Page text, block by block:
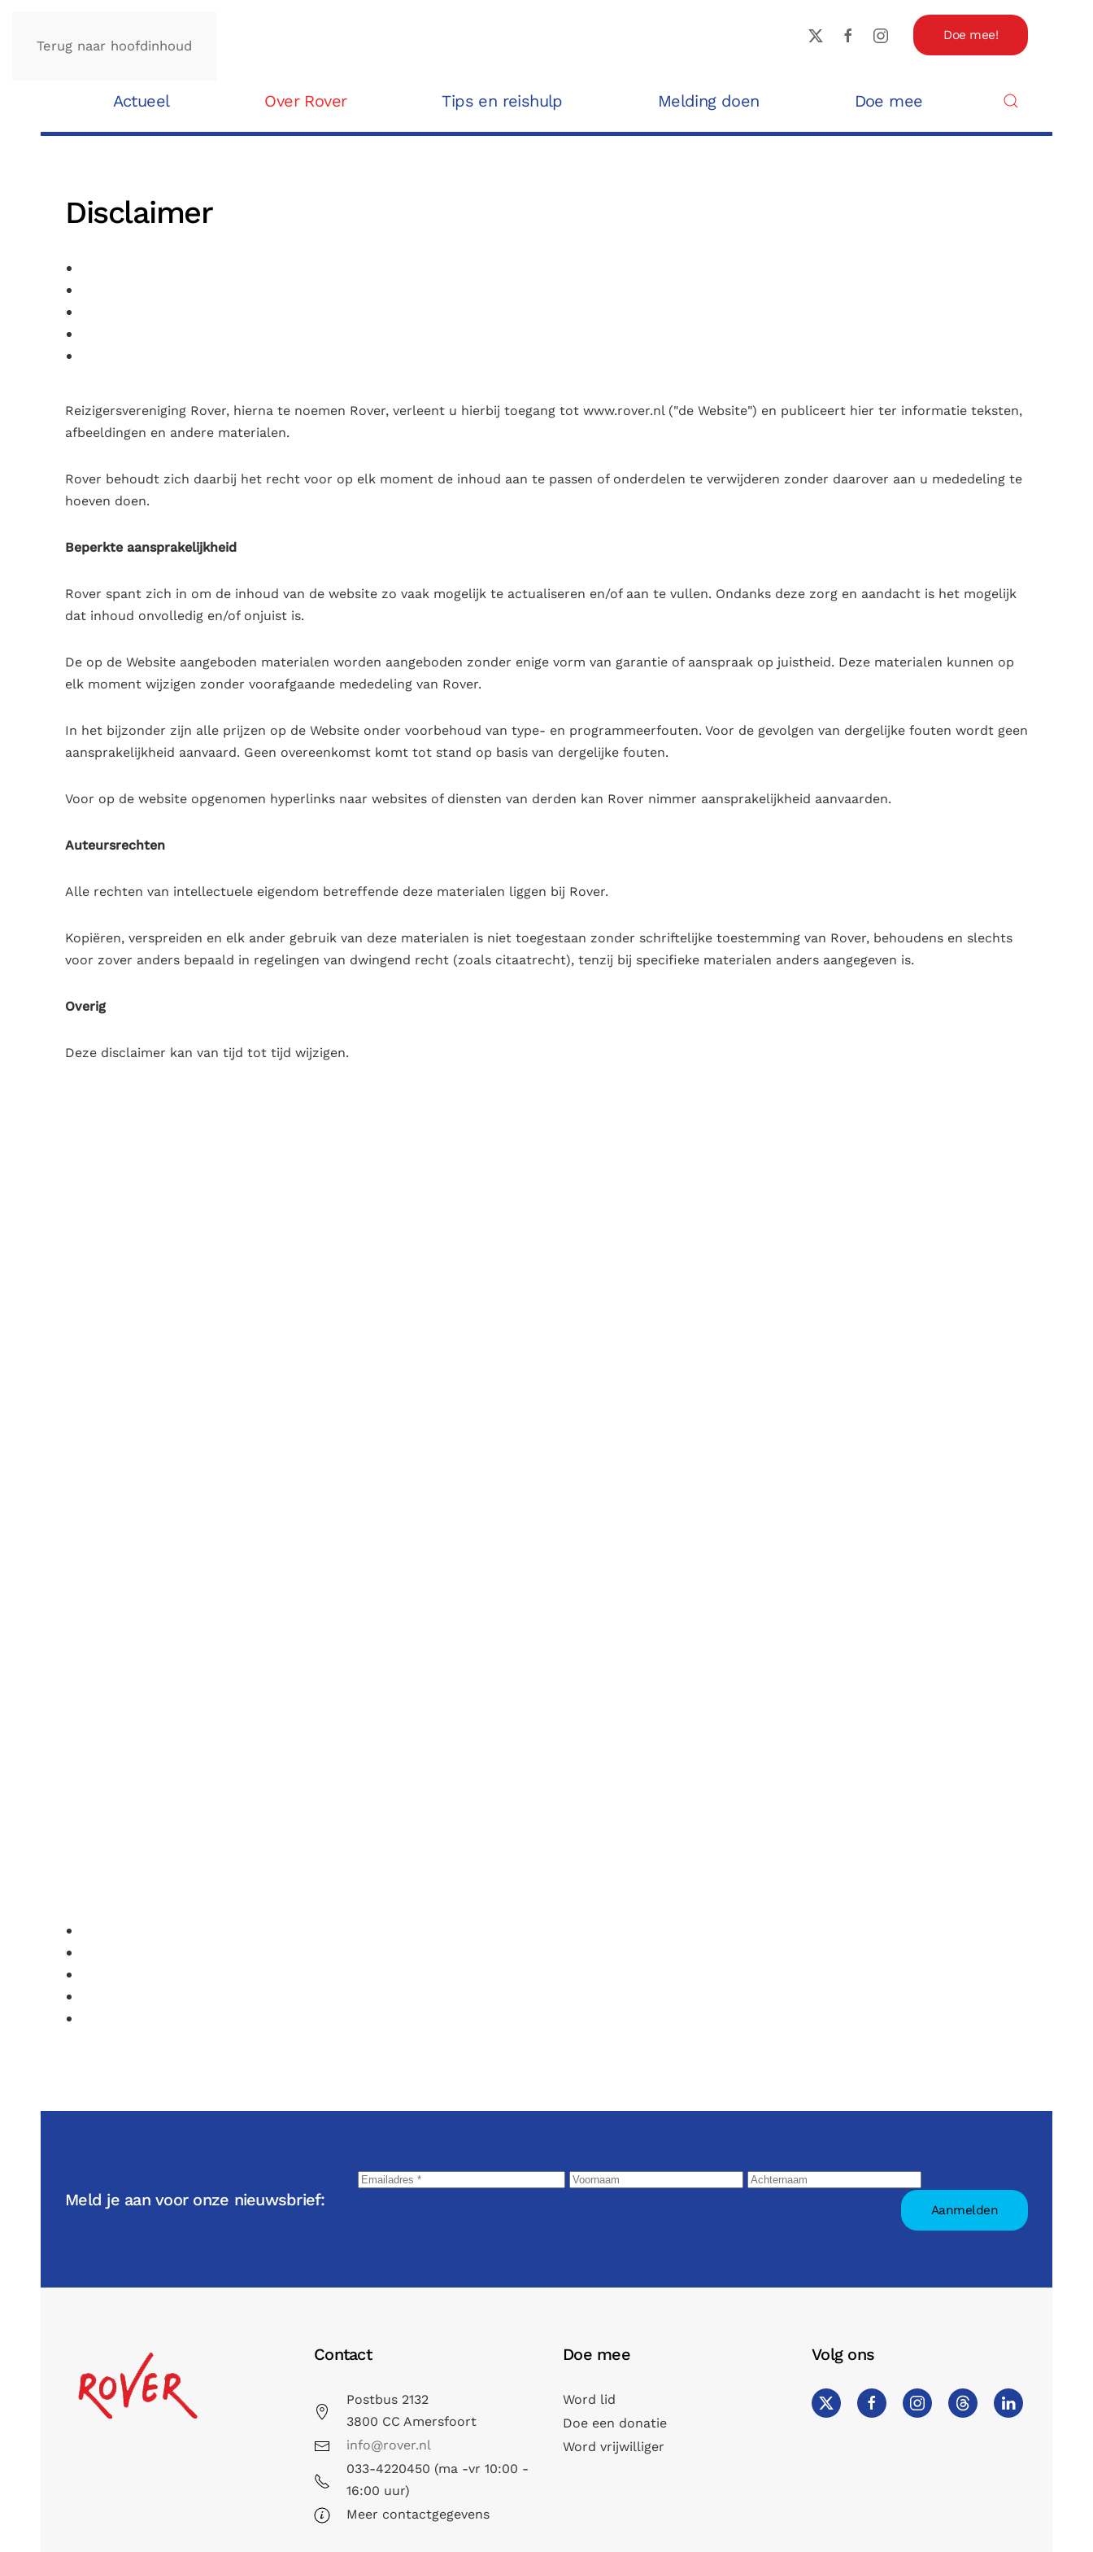
Terug naar hoofdinhoud
Doe mee!
Actueel Over Rover Tips en reishulp Melding doen Doe mee
Disclaimer
Reizigersvereniging Rover, hierna te noemen Rover, verleent u hierbij toegang tot www.rover.nl ("de Website") en publiceert hier ter informatie teksten,
afbeeldingen en andere materialen.
Rover behoudt zich daarbij het recht voor op elk moment de inhoud aan te passen of onderdelen te verwijderen zonder daarover aan u mededeling te
hoeven doen.
Beperkte aansprakelijkheid
Rover spant zich in om de inhoud van de website zo vaak mogelijk te actualiseren en/of aan te vullen. Ondanks deze zorg en aandacht is het mogelijk
dat inhoud onvolledig en/of onjuist is.
De op de Website aangeboden materialen worden aangeboden zonder enige vorm van garantie of aanspraak op juistheid. Deze materialen kunnen op
elk moment wijzigen zonder voorafgaande mededeling van Rover.
In het bijzonder zijn alle prijzen op de Website onder voorbehoud van type- en programmeerfouten. Voor de gevolgen van dergelijke fouten wordt geen
aansprakelijkheid aanvaard. Geen overeenkomst komt tot stand op basis van dergelijke fouten.
Voor op de website opgenomen hyperlinks naar websites of diensten van derden kan Rover nimmer aansprakelijkheid aanvaarden.
Auteursrechten
Alle rechten van intellectuele eigendom betreffende deze materialen liggen bij Rover.
Kopiëren, verspreiden en elk ander gebruik van deze materialen is niet toegestaan zonder schriftelijke toestemming van Rover, behoudens en slechts
voor zover anders bepaald in regelingen van dwingend recht (zoals citaatrecht), tenzij bij specifieke materialen anders aangegeven is.
Overig
Deze disclaimer kan van tijd tot tijd wijzigen.
Meld je aan voor onze nieuwsbrief:
Contact
Postbus 2132
3800 CC Amersfoort
info@rover.nl
033-4220450 (ma -vr 10:00 -
16:00 uur)
Meer contactgegevens
Doe mee
Word lid
Doe een donatie
Word vrijwilliger
Volg ons